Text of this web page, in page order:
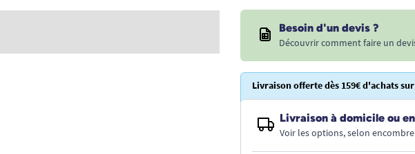
Besoin d'un devis ?
Découvrir comment faire un
Livraison offerte dès 159€ d'achats
Livraison à domicile ou
Voir les options, selon